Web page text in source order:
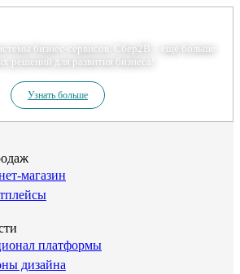
бизнес-сервисов. Сбер2В – еще больше
решений для развития бизнеса!
Узнать больше
магазин
платформы
дизайна